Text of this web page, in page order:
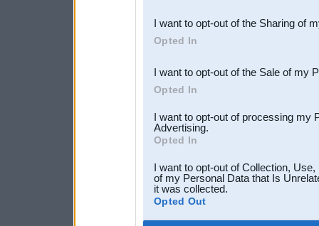
Downstream Participants
third parties.
I want to opt-out of the Sharing of
Opted In
I want to opt-out of the Sale of my
Opted In
I want to opt-out of processing my
Advertising.
Opted In
I want to opt-out of Collection,
of my Personal Data that Is
it was collected.
Opted Out